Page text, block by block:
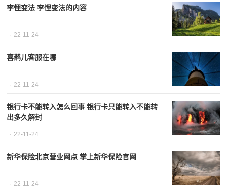
李悝变法 李悝变法的内容
22-11-24
喜鹊儿客服在哪
22-11-24
银行卡不能转入怎么回事 银行卡只能转入不能转
出多久解封
22-11-24
新华保险北京营业网点 掌上新华保险官网
22-11-24